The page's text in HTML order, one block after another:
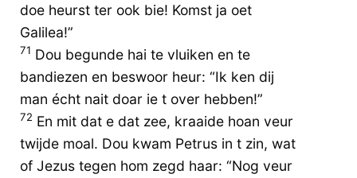
doe heurst ter ook bie! Komst ja oet
Galilea!”
71 Dou begunde hai te vluiken en te
bandiezen en beswoor heur: “Ik ken dij
man écht nait doar ie t over hebben!”
72 En mit dat e dat zee, kraaide hoan veur
twijde moal. Dou kwam Petrus in t zin, wat
of Jezus tegen hom zegd haar: “Nog veur